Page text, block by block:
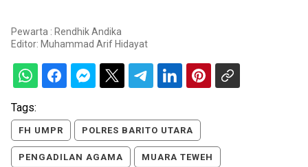
Pewarta : Rendhik Andika
Editor: Muhammad Arif Hidayat
Tags:
FH UMPR POLRES BARITO UTARA
PENGADILAN AGAMA MUARA TEWEH